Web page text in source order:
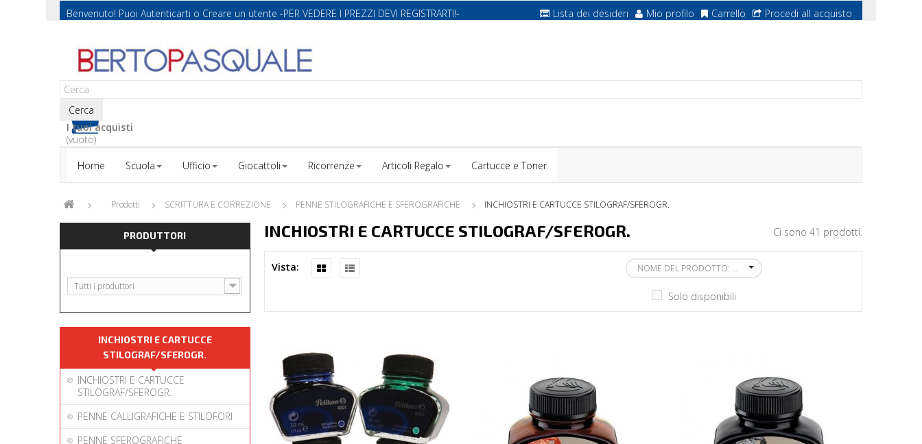
Benvenuto! Puoi Autenticarti o Creare un utente -PER VEDERE I PREZZI DEVI REGISTRARTI!- Lista dei desideri Mio profilo Carrello Procedi all acquisto
Cerca
I tuoi acquisti
(vuoto)
Home
Scuola Ufficio Giocattoli Ricorrenze Articoli Regalo Cartucce e Toner
Prodotti SCRITTURA E CORREZIONE PENNE STILOGRAFICHE E SFEROGRAFICHE INCHIOSTRI E CARTUCCE STILOGRAF/SFEROGR.
PRODUTTORI
Tutti i produttori
INCHIOSTRI E CARTUCCE
STILOGRAF/SFEROGR.
INCHIOSTRI E CARTUCCE
STILOGRAF/SFEROGR.
PENNE CALLIGRAFICHE E STILOFORI
PENNE SFEROGRAFICHE
INCHIOSTRI E CARTUCCE STILOGRAF/SFEROGR. Ci sono 41 prodotti.
Vista: NOME DEL PRODOTTO: DALLA A ALLA Z
Solo disponibili